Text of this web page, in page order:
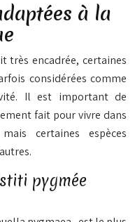
à la
très encadrée, certaines
considérées comme
Il est important de
fait pour vivre dans
certaines espèces
pygmée